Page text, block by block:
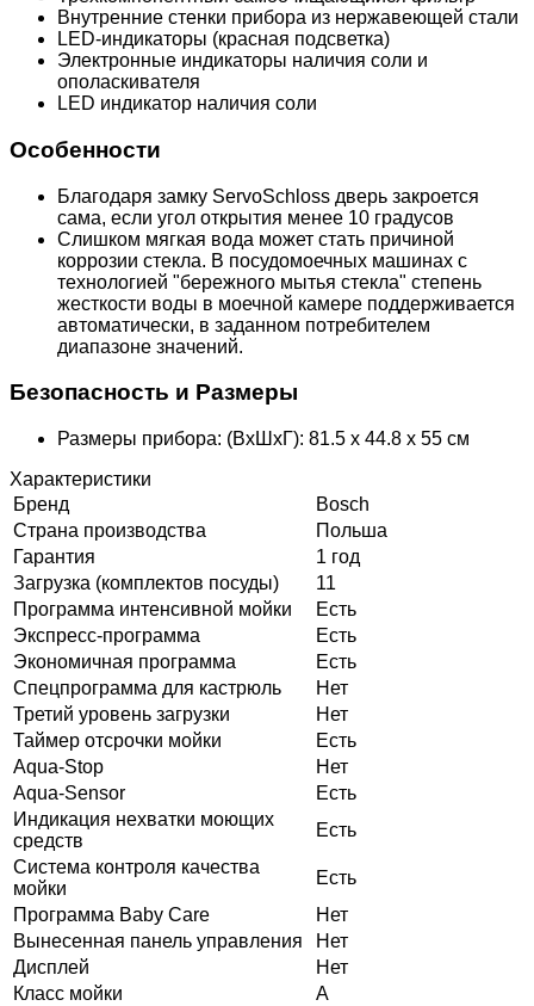
Внутренние стенки прибора из нержавеющей стали
LED-индикаторы (красная подсветка)
Электронные индикаторы наличия соли и
ополаскивателя
LED индикатор наличия соли
Особенности
Благодаря замку ServoSchloss дверь закроется
сама, если угол открытия менее 10 градусов
Слишком мягкая вода может стать причиной
коррозии стекла. В посудомоечных машинах с
технологией "бережного мытья стекла" степень
жесткости воды в моечной камере поддерживается
aвтоматически, в заданном потребителем
диапазоне значений.
Безопасность и Размеры
Размеры прибора: (ВxШxГ): 81.5 x 44.8 x 55 см
Характеристики
Бренд
Bosch
Страна производства
Польша
Гарантия
1 год
Загрузка (комплектов посуды)
11
Программа интенсивной мойки
Есть
Экспресс-программа
Есть
Экономичная программа
Есть
Спецпрограмма для кастрюль
Нет
Третий уровень загрузки
Нет
Таймер отсрочки мойки
Есть
Aqua-Stop
Нет
Aqua-Sensor
Есть
Индикация нехватки моющих
средств
Есть
Система контроля качества
мойки
Есть
Программа Baby Care
Нет
Вынесенная панель управления
Нет
Дисплей
Нет
Класс мойки
A